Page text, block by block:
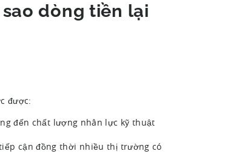
sao dòng tiền lại
được:
đến chất lượng nhân lực kỹ thuật
cận đồng thời nhiều thị trường có